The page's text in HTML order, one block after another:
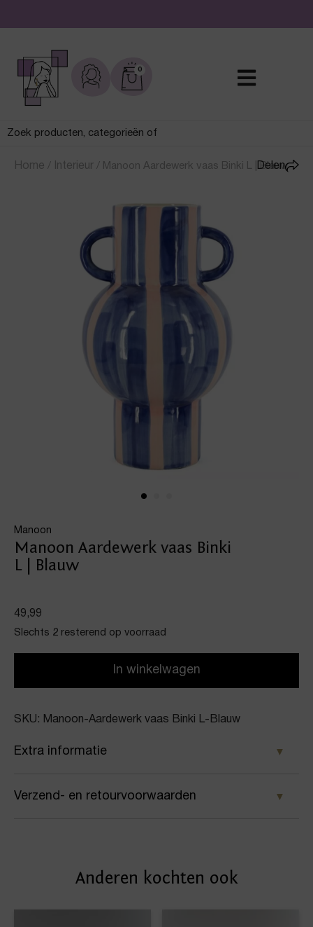
De leukste sieraden online en in de winkel
0
Home / Interieur / Manoon Aardewerk vaas Binki L | Blauw
Manoon
Manoon Aardewerk vaas Binki
L | Blauw
Delen
49,99
Slechts 2 resterend op voorraad
In winkelwagen
SKU: Manoon-Aardewerk vaas Binki L-Blauw
Extra informatie
Kleur
Verzend- en retourvoorwaarden
afleveradres. Voor geplaatste bestellingen geldt bij
Anderen kochten ook